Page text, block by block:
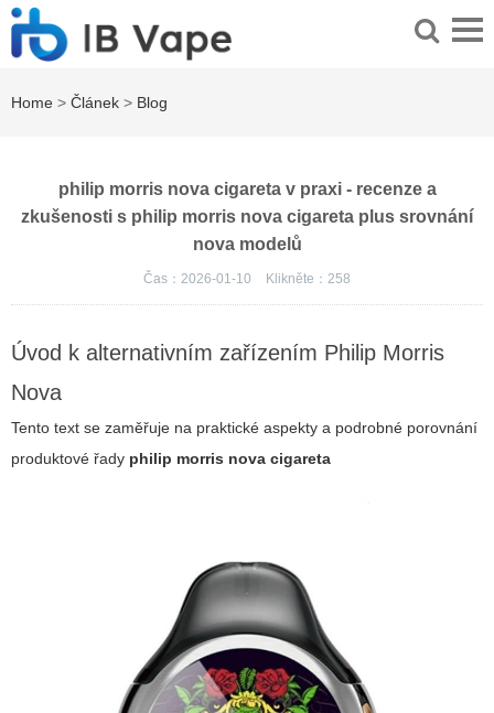
Home > Článek > Blog
philip morris nova cigareta v praxi - recenze a
zkušenosti s philip morris nova cigareta plus srovnání
nova modelů
Čas：2026-01-10 Klikněte： 258
Úvod k alternativním zařízením Philip Morris
Nova
Tento text se zaměřuje na praktické aspekty a podrobné porovnání
produktové řady philip morris nova cigareta